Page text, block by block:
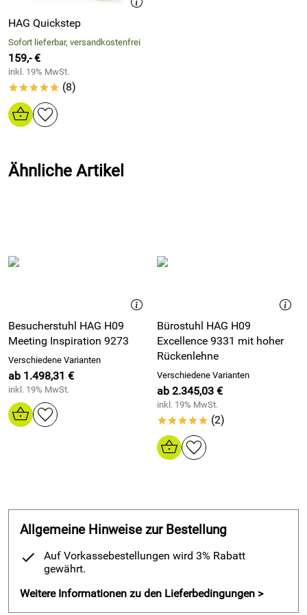
Breite Auswahl hochwertiger Stoffe & Leder
Abstimmung auf Raum und Anspruch
Der HAG 9021 Tribute steht für stilvolles Sitzen mit
gesundem Anspruch. Seine Balance®-Technologie macht
aus dem Sitzen eine aktive Bewegungseinheit. Der Stuhl
bewegt sich mit dem Körper mit – ob beim Vorbeugen zum
Schreibtisch oder beim Zurücklehnen in der Besprechung.
Bewegungsfreiheit – HAG 9021 Tribute Bürostuhl
Automatische Balancebewegung beugt starrer Haltung
vor
Körpergerechte Rückenlehne reduziert Spannung in
Schulter und Nacken
Sitztiefe einstellbar – unterstützt bessere Durchblutung
in den Beinen
Höhenverstellbare Rückenlehne passt sich der
Optional abklappbare Armlehnen erlauben offeneres
Fördert aktives Sitzen ohne bewusste Korrektur
Unterstützt aufrechte Haltung – besonders bei langen
kaufen:
HAG Quickstep
Sofort lieferbar, versandkostenfrei
159,- €
inkl. 19% MwSt.
***** (8)
Ähnliche Artikel
Besucherstuhl HAG H09
Meeting Inspiration 9273
Verschiedene Varianten
ab 1.498,31 €
inkl. 19% MwSt.
Bürostuhl HAG H09
Excellence 9331 mit hoher
Rückenlehne
Verschiedene Varianten
ab 2.345,03 €
inkl. 19% MwSt.
***** (2)
Allgemeine Hinweise zur Bestellung
Auf Vorkassebestellungen wird 3% Rabatt
gewährt.
Weitere Informationen zu den Lieferbedingungen >